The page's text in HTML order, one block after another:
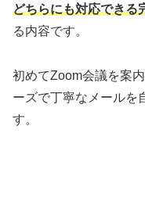
どちらにも対応できる
る内容です。
初めてZoom会議を案
ーズで丁寧なメールを
す。